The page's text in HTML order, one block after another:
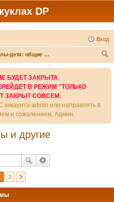
DP
Вход
Куклы-дети: общие темы и другие производители
БУДЕТ ЗАКРЫТА
В РЕЖИМ "ТОЛЬКО
ЗАКРЫТ СОВСЕМ.
admin или направлять в
и сожалением, Админ.
и другие
2